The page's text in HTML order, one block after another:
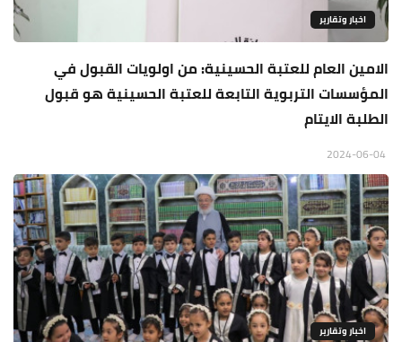
اخبار وتقارير
الامين العام للعتبة الحسينية: من اولويات القبول في
المؤسسات التربوية التابعة للعتبة الحسينية هو قبول
الطلبة الايتام
اخبار وتقارير